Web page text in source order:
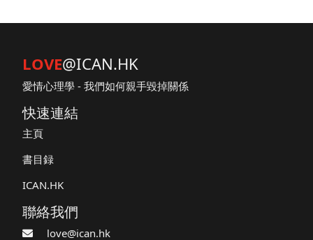
LOVE@ICAN.HK
愛情心理學 - 我們如何親手毀掉關係
快速連結
主頁
書目録
ICAN.HK
聯絡我們
love@ican.hk